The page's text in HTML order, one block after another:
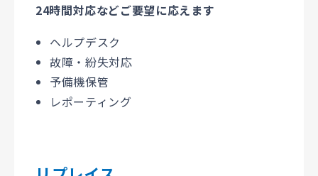
24時間対応などご要望に応えます
ヘルプデスク
故障・紛失対応
予備機保管
レポーティング